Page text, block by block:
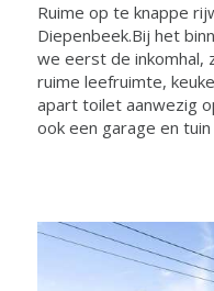
Ruime op te knappe
Diepenbeek.Bij het
we eerst de inkomhal,
ruime leefruimte,
apart toilet aanwezig
ook een garage en